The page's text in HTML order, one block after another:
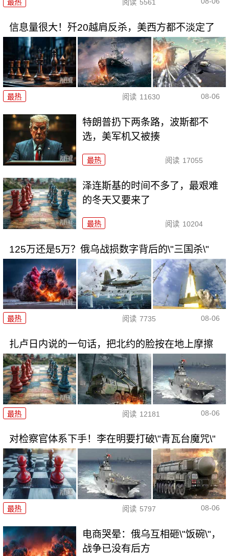
最热 阅读 5561
信息量很大！歼20越肩反杀，美西方都不淡定了
最热 阅读 11630 08-06
特朗普扔下两条路，波斯都不
选，美军机又被揍
最热 阅读 17055
泽连斯基的时间不多了，最艰难
的冬天又要来了
最热 阅读 10204
125万还是5万？俄乌战损数字背后的\"三国杀\"
最热 阅读 7735 08-06
扎卢日内说的一句话，把北约的脸按在地上摩擦
最热 阅读 12181 08-06
对检察官体系下手！李在明要打破\"青瓦台魔咒\"
最热 阅读 5797 08-06
电商哭晕：俄乌互相砸\"饭碗\"，
战争已没有后方